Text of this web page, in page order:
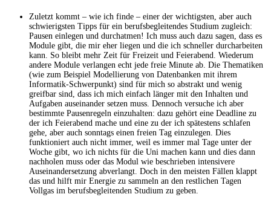
Zuletzt kommt – wie ich finde – einer der wichtigsten, aber auch
schwierigsten Tipps für ein berufsbegleitendes Studium zugleich:
Pausen einlegen und durchatmen! Ich muss auch dazu sagen, dass es
Module gibt, die mir eher liegen und die ich schneller durcharbeiten
kann. So bleibt mehr Zeit für Freizeit und Feierabend. Wiederum
andere Module verlangen echt jede freie Minute ab. Die Thematiken
(wie zum Beispiel Modellierung von Datenbanken mit ihrem
Informatik-Schwerpunkt) sind für mich so abstrakt und wenig
greifbar sind, dass ich mich einfach länger mit den Inhalten und
Aufgaben auseinander setzen muss. Dennoch versuche ich aber
bestimmte Pausenregeln einzuhalten: dazu gehört eine Deadline zu
der ich Feierabend mache und eine zu der ich spätestens schlafen
gehe, aber auch sonntags einen freien Tag einzulegen. Dies
funktioniert auch nicht immer, weil es immer mal Tage unter der
Woche gibt, wo ich nichts für die Uni machen kann und dies dann
nachholen muss oder das Modul wie beschrieben intensivere
Auseinandersetzung abverlangt. Doch in den meisten Fällen klappt
das und hilft mir Energie zu sammeln an den restlichen Tagen
Vollgas im berufsbegleitenden Studium zu geben.